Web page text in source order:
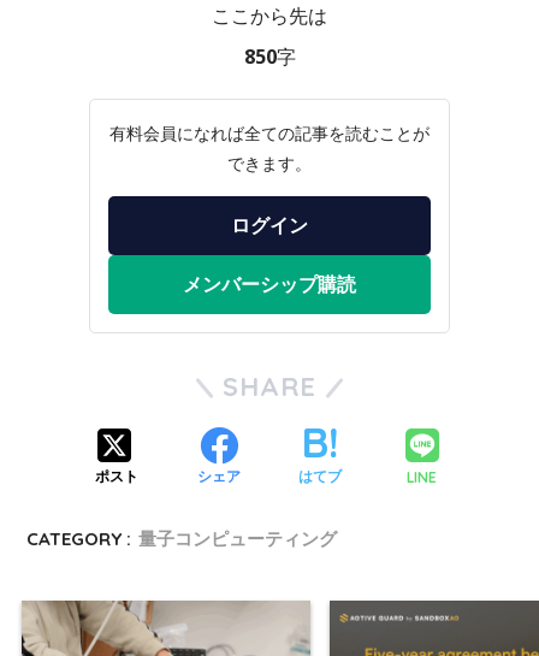
ここから先は
850字
有料会員になれば全ての記事を読むことが
できます。
ログイン
メンバーシップ購読
SHARE
ポスト シェア はてブ LINE
CATEGORY : 量子コンピューティング